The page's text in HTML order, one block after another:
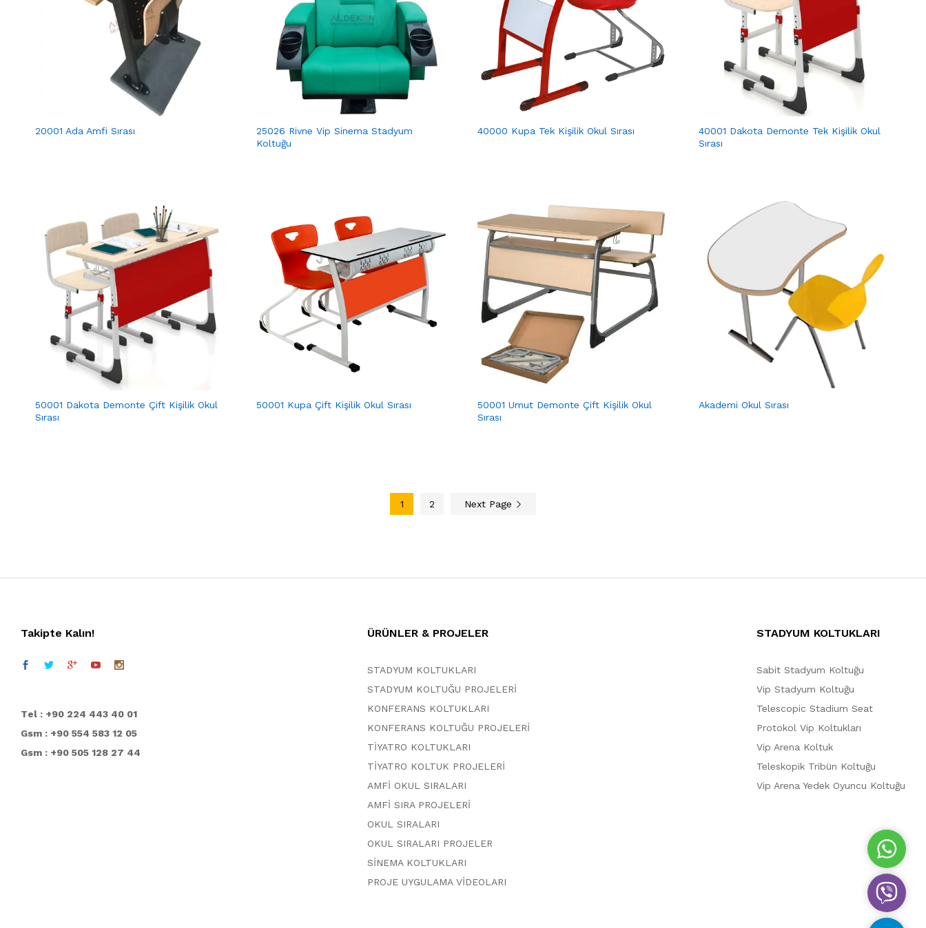
20001 Ada Amfi Sırası
25026 Rivne Vip Sinema Stadyum
Koltuğu
40000 Kupa Tek Kişilik Okul Sırası
40001 Dakota Demonte Tek Kişilik Okul
Sırası
50001 Dakota Demonte Çift Kişilik Okul
Sırası
50001 Kupa Çift Kişilik Okul Sırası
50001 Umut Demonte Çift Kişilik Okul
Sırası
Akademi Okul Sırası
1 2 Next Page
Takipte Kalın!
Tel : +90 224 443 40 01
Gsm : +90 554 583 12 05
Gsm : +90 505 128 27 44
ÜRÜNLER & PROJELER
STADYUM KOLTUKLARI
STADYUM KOLTUĞU PROJELERİ
KONFERANS KOLTUKLARI
KONFERANS KOLTUĞU PROJELERİ
TİYATRO KOLTUKLARI
TİYATRO KOLTUK PROJELERİ
AMFİ OKUL SIRALARI
AMFİ SIRA PROJELERİ
OKUL SIRALARI
OKUL SIRALARI PROJELER
SİNEMA KOLTUKLARI
PROJE UYGULAMA VİDEOLARI
STADYUM KOLTUKLARI
Sabit Stadyum Koltuğu
Vip Stadyum Koltuğu
Telescopic Stadium Seat
Protokol Vip Koltukları
Vip Arena Koltuk
Teleskopik Tribün Koltuğu
Vip Arena Yedek Oyuncu Koltuğu
W
h
a
t
s
A
V
i
b